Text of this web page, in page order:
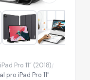
iPad Pro 11“ (2018)/
pro iPad Pro 11"